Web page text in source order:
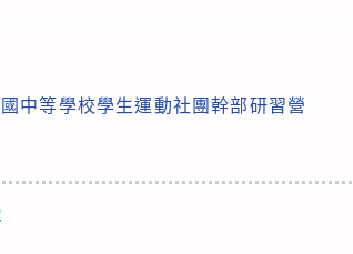
中等學校學生運動社團幹部研習營